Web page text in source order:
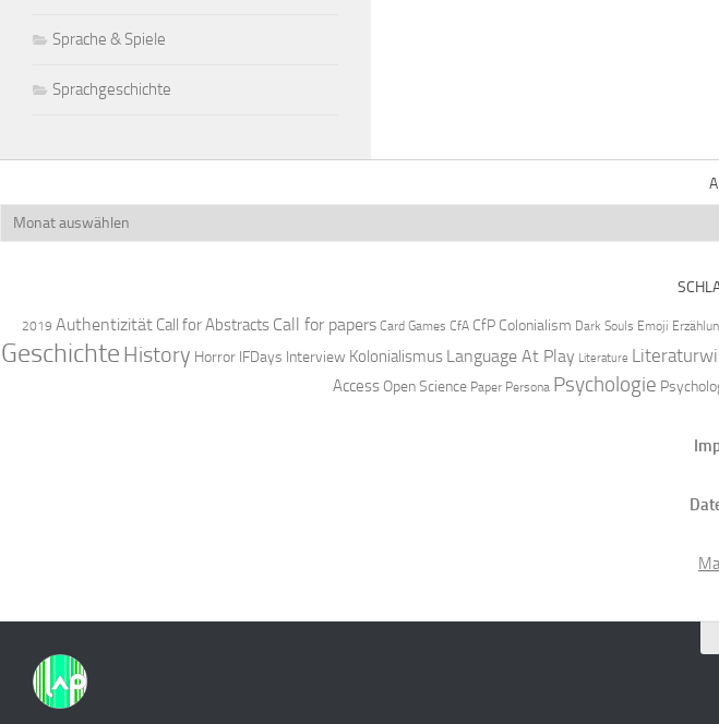
Sprache & Spiele
Sprachgeschichte
Archiv
2019 Authentizität Call for Abstracts Call for papers Card Games CfA CfP Colonialism Dark Souls Emoji
Geschichte History Horror IFDays Interview Kolonialismus Language At Play Literature
Access Open Science Paper Persona Psychologie